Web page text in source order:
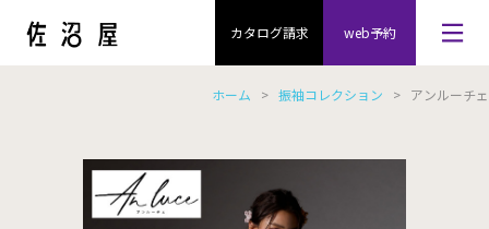
カタログ請求 web予約
ホーム > 振袖コレクション > アンルーチェ